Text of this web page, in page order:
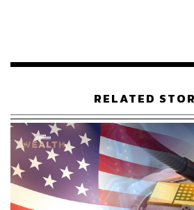
ภารกิจสำคัญขององค์การสนธิสัญญ
นาโต และอนาคตของนาโตจะเป็นอย่
THE STANDARD ชวนคุณหาคำ
RELATED